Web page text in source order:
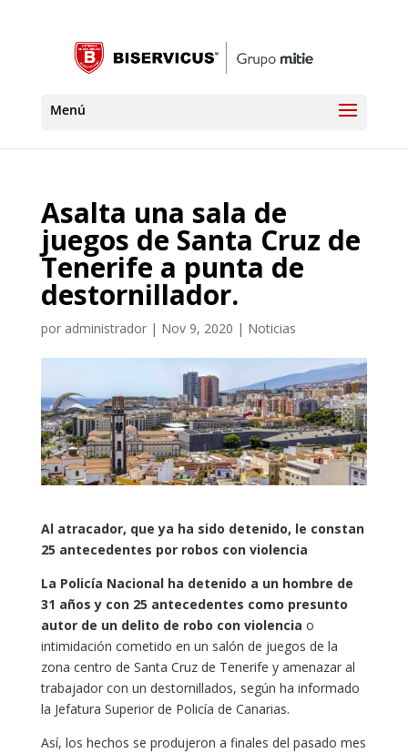
Asalta una sala de
juegos de Santa Cruz de
Tenerife a punta de
destornillador.
por administrador| Nov 9, 2020 | Noticias
Al atracador, que ya ha sido detenido, le constan
25 antecedentes por robos con violencia
La Policía Nacional ha detenido a un hombre de
31 años y con 25 antecedentes como presunto
autor de un delito de robo con violencia o
intimidación cometido en un salón de juegos de la
zona centro de Santa Cruz de Tenerife y amenazar al
trabajador con un destornillados, según ha informado
la Jefatura Superior de Policía de Canarias.
Así, los hechos se produjeron a finales del pasado mes